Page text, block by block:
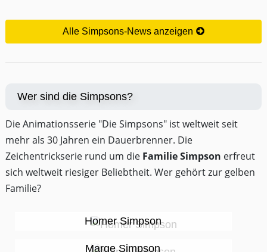
Alle Simpsons-News anzeigen
Wer sind die Simpsons?
Die Animationsserie "Die Simpsons" ist weltweit seit
mehr als 30 Jahren ein Dauerbrenner. Die
Zeichentrickserie rund um die Familie Simpson erfreut
sich weltweit riesiger Beliebtheit. Wer gehört zur gelben
Familie?
Homer Simpson
Marge Simpson